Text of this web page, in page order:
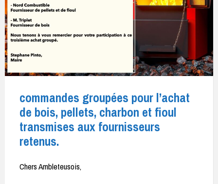
commandes groupées pour l’achat
de bois, pellets, charbon et fioul
transmises aux fournisseurs
retenus.
Chers Ambleteusois,